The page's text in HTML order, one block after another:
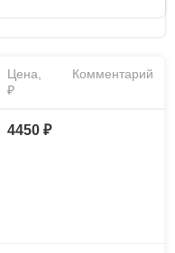
Цена,
₽
Комментарий
4450 ₽